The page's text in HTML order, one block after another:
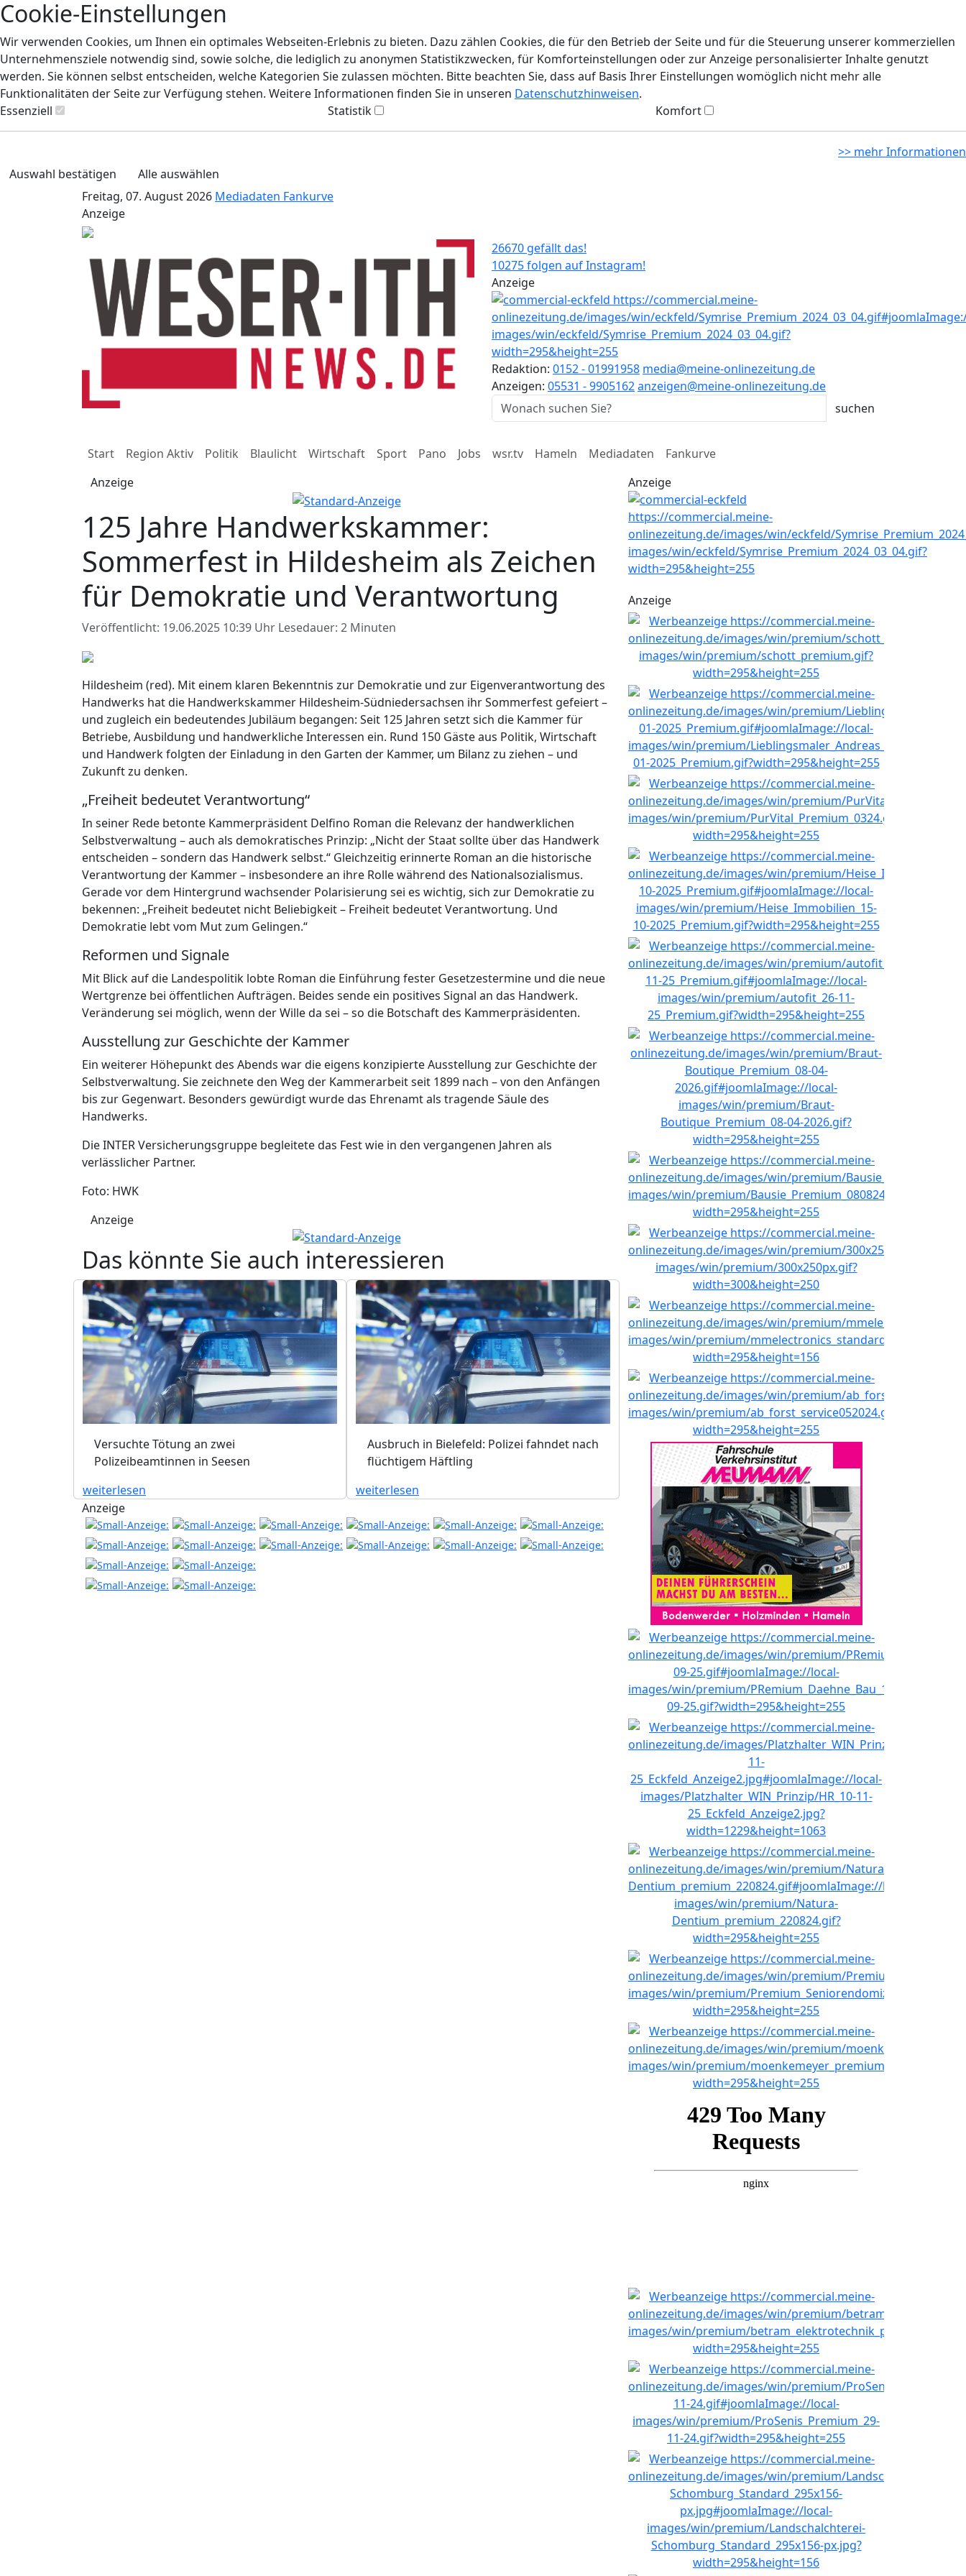
Cookie-Einstellungen
Wir verwenden Cookies, um Ihnen ein optimales Webseiten-Erlebnis zu bieten. Dazu zählen Cookies, die für den Betrieb der Seite und für die Steuerung unserer kommerziellen
Unternehmensziele notwendig sind, sowie solche, die lediglich zu anonymen Statistikzwecken, für Komforteinstellungen oder zur Anzeige personalisierter Inhalte genutzt
werden. Sie können selbst entscheiden, welche Kategorien Sie zulassen möchten. Bitte beachten Sie, dass auf Basis Ihrer Einstellungen womöglich nicht mehr alle
Funktionalitäten der Seite zur Verfügung stehen. Weitere Informationen finden Sie in unseren Datenschutzhinweisen.
Essenziell
Statistik Komfort
>> mehr Informationen
Auswahl bestätigen
Alle auswählen
Freitag, 07. August 2026 Mediadaten Fankurve
Anzeige
26670 gefällt das!
10275 folgen auf Instagram!
Anzeige
Redaktion: 0152 - 01991958 media@meine-onlinezeitung.de
Anzeigen: 05531 - 9905162anzeigen@meine-onlinezeitung.de
Start Region Aktiv Politik Blaulicht Wirtschaft Sport Pano Jobs wsr.tv Hameln Mediadaten
Fankurve
Anzeige
125 Jahre Handwerkskammer:
Sommerfest in Hildesheim als Zeichen
für Demokratie und Verantwortung
Veröffentlicht: 19.06.2025 10:39 Uhr Lesedauer: 2 Minuten
Hildesheim (red). Mit einem klaren Bekenntnis zur Demokratie und zur Eigenverantwortung des
Handwerks hat die Handwerkskammer Hildesheim-Südniedersachsen ihr Sommerfest gefeiert –
und zugleich ein bedeutendes Jubiläum begangen: Seit 125 Jahren setzt sich die Kammer für
Betriebe, Ausbildung und handwerkliche Interessen ein. Rund 150 Gäste aus Politik, Wirtschaft
und Handwerk folgten der Einladung in den Garten der Kammer, um Bilanz zu ziehen – und
Zukunft zu denken.
„Freiheit bedeutet Verantwortung“
In seiner Rede betonte Kammerpräsident Delfino Roman die Relevanz der handwerklichen
Selbstverwaltung – auch als demokratisches Prinzip: „Nicht der Staat sollte über das Handwerk
entscheiden – sondern das Handwerk selbst.“ Gleichzeitig erinnerte Roman an die historische
Verantwortung der Kammer – insbesondere an ihre Rolle während des Nationalsozialismus.
Gerade vor dem Hintergrund wachsender Polarisierung sei es wichtig, sich zur Demokratie zu
bekennen: „Freiheit bedeutet nicht Beliebigkeit – Freiheit bedeutet Verantwortung. Und
Demokratie lebt vom Mut zum Gelingen.“
Reformen und Signale
Mit Blick auf die Landespolitik lobte Roman die Einführung fester Gesetzestermine und die neue
Wertgrenze bei öffentlichen Aufträgen. Beides sende ein positives Signal an das Handwerk.
Veränderung sei möglich, wenn der Wille da sei – so die Botschaft des Kammerpräsidenten.
Ausstellung zur Geschichte der Kammer
Ein weiterer Höhepunkt des Abends war die eigens konzipierte Ausstellung zur Geschichte der
Selbstverwaltung. Sie zeichnete den Weg der Kammerarbeit seit 1899 nach – von den Anfängen
bis zur Gegenwart. Besonders gewürdigt wurde das Ehrenamt als tragende Säule des
Handwerks.
Die INTER Versicherungsgruppe begleitete das Fest wie in den vergangenen Jahren als
verlässlicher Partner.
Foto: HWK
Anzeige
Das könnte Sie auch interessieren
Versuchte Tötung an zwei
Polizeibeamtinnen in Seesen
weiterlesen
Ausbruch in Bielefeld: Polizei fahndet nach
flüchtigem Häftling
weiterlesen
Anzeige
Anzeige
Anzeige